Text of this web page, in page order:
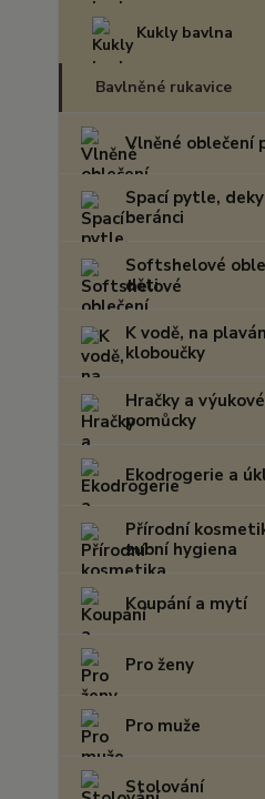
Kukly bavlna
Bavlněné rukavice
Vlněné oblečení
Spací pytle,
beránci
Softshelové
děti
K vodě, na
kloboučky
Hračky a výukové
pomůcky
Ekodrogerie a
Přírodní
zubní hygiena
Koupání a mytí
Pro ženy
Pro muže
Stolování